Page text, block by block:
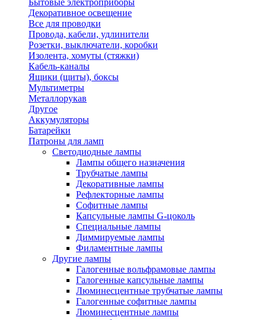
Бытовые электроприборы
Декоративное освещение
Все для проводки
Провода, кабели, удлинители
Розетки, выключатели, коробки
Изолента, хомуты (стяжки)
Кабель-каналы
Ящики (щиты), боксы
Мультиметры
Металлорукав
Другое
Аккумуляторы
Батарейки
Патроны для ламп
Светодиодные лампы
Лампы общего назначения
Трубчатые лампы
Декоративные лампы
Рефлекторные лампы
Софитные лампы
Капсульные лампы G-цоколь
Специальные лампы
Диммируемые лампы
Филаментные лампы
Другие лампы
Галогенные вольфрамовые лампы
Галогенные капсульные лампы
Люминесцентные трубчатые лампы
Галогенные софитные лампы
Люминесцентные лампы